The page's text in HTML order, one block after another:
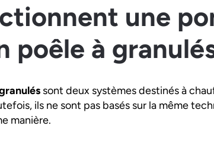
une
poêle à
sont deux systèmes destinés à
ils ne sont pas basés sur la même
manière.